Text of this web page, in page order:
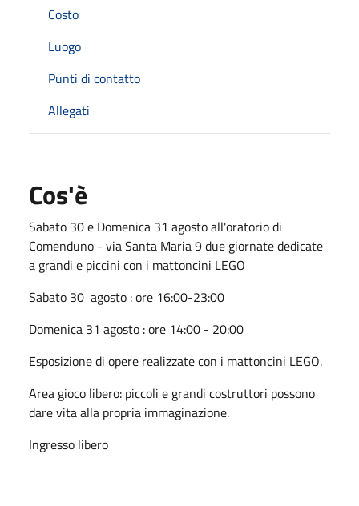
Costo
Luogo
Punti di contatto
Allegati
Cos'è
Sabato 30 e Domenica 31 agosto all'oratorio di
Comenduno - via Santa Maria 9 due giornate dedicate
a grandi e piccini con i mattoncini LEGO
Sabato 30 agosto : ore 16:00-23:00
Domenica 31 agosto : ore 14:00 - 20:00
Esposizione di opere realizzate con i mattoncini LEGO.
Area gioco libero: piccoli e grandi costruttori possono
dare vita alla propria immaginazione.
Ingresso libero